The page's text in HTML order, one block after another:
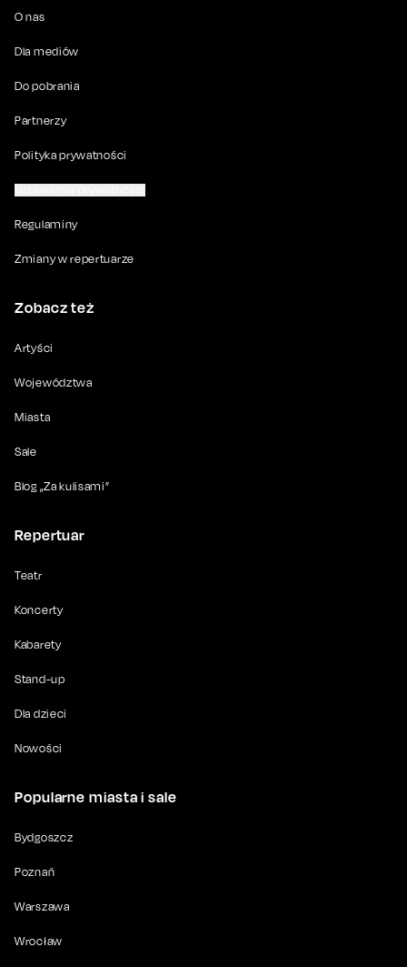
O nas
Dla mediów
Do pobrania
Partnerzy
Polityka prywatności
Regulaminy
Zmiany w repertuarze
Zobacz też
Artyści
Województwa
Miasta
Sale
Blog „Za kulisami”
Repertuar
Teatr
Koncerty
Kabarety
Stand-up
Dla dzieci
Nowości
Popularne miasta i sale
Bydgoszcz
Poznań
Warszawa
Wrocław